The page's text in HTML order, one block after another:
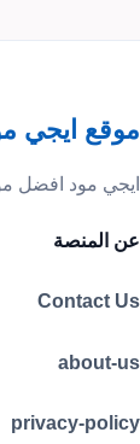
موقع ايجي
ايجي مود افضل
عن المنصة
Contact Us
about-us
privacy-policy